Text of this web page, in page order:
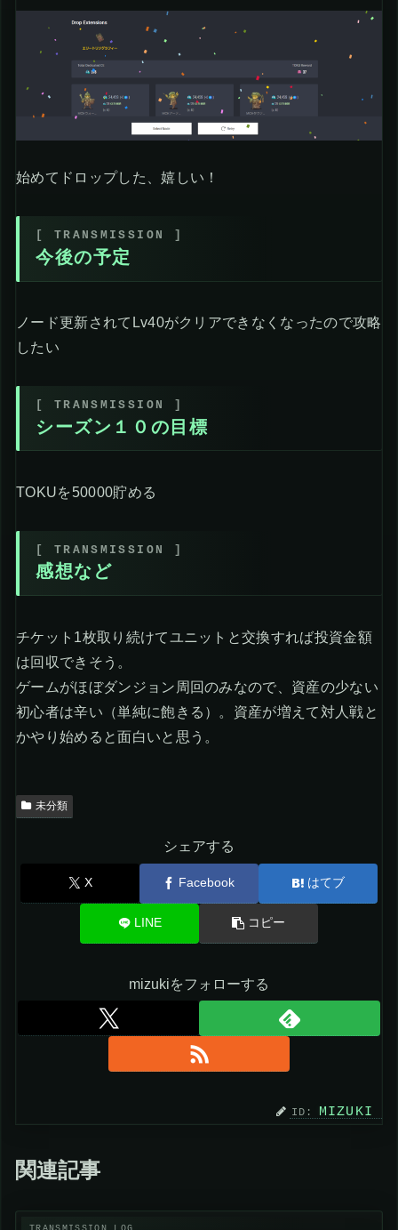
始めてドロップした、嬉しい！
今後の予定
ノード更新されてLv40がクリアできなくなったので攻略
したい
シーズン１０の目標
TOKUを50000貯める
感想など
チケット1枚取り続けてユニットと交換すれば投資金額
は回収できそう。
ゲームがほぼダンジョン周回のみなので、資産の少ない
初心者は辛い（単純に飽きる）。資産が増えて対人戦と
かやり始めると面白いと思う。
未分類
シェアする
X Facebook はてブ
LINE コピー
mizukiをフォローする
MIZUKI
関連記事